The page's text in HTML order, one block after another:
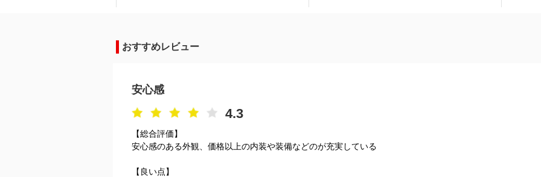
おすすめレビュー
安心感
4.3
【総合評価】
安心感のある外観、価格以上の内装や装備などのが充実している
【良い点】